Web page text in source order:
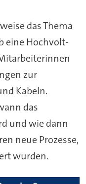
das Thema
eine Hochvolt-
zur
Kabeln.
das
und wie dann
neue Prozesse,
wurden.